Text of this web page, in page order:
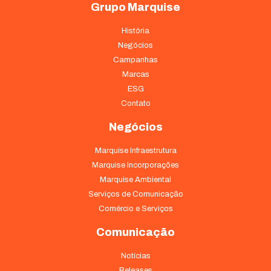
Grupo Marquise
História
Negócios
Campanhas
Marcas
ESG
Contato
Negócios
Marquise Infraestrutura
Marquise Incorporações
Marquise Ambiental
Serviços de Comunicação
Comércio e Serviços
Comunicação
Notícias